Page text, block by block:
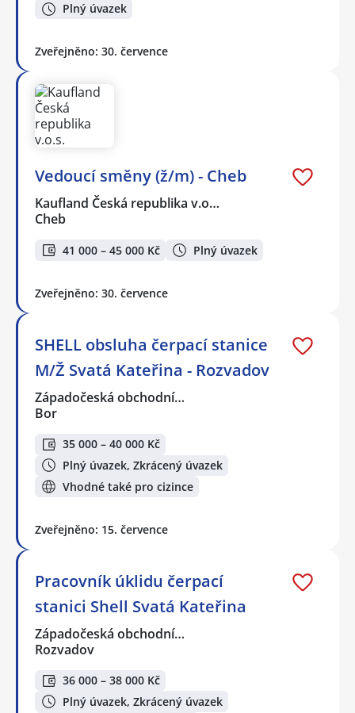
Plný úvazek
Zveřejněno: 30. července
Vedoucí směny (ž/m) - Cheb
Kaufland Česká republika v.o…
Cheb
41 000 – 45 000 Kč Plný úvazek
Zveřejněno: 30. července
SHELL obsluha čerpací stanice
M/Ž Svatá Kateřina - Rozvadov
Západočeská obchodní…
Bor
35 000 – 40 000 Kč
Plný úvazek, Zkrácený úvazek
Vhodné také pro cizince
Zveřejněno: 15. července
Pracovník úklidu čerpací
stanici Shell Svatá Kateřina
Západočeská obchodní…
Rozvadov
36 000 – 38 000 Kč
Plný úvazek, Zkrácený úvazek